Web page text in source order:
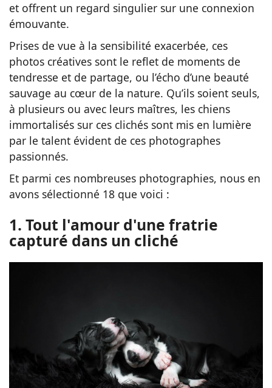
et offrent un regard singulier sur une connexion
émouvante.
Prises de vue à la sensibilité exacerbée, ces
photos créatives sont le reflet de moments de
tendresse et de partage, ou l’écho d’une beauté
sauvage au cœur de la nature. Qu’ils soient seuls,
à plusieurs ou avec leurs maîtres, les chiens
immortalisés sur ces clichés sont mis en lumière
par le talent évident de ces photographes
passionnés.
Et parmi ces nombreuses photographies, nous en
avons sélectionné 18 que voici :
1. Tout l'amour d'une fratrie
capturé dans un cliché